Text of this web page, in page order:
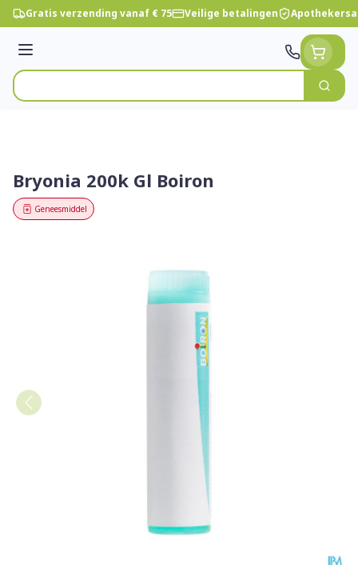
Ga naar de inhoud
Gratis verzending vanaf € 75 Veilige betalingen
Menu
Product, merk, categorie...
Zoek
Bryonia 200k Gl Boiron
Geneesmiddel